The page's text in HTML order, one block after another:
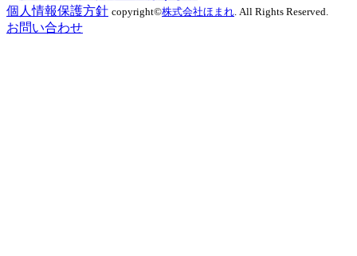
個人情報保護方針 copyright©株式会社ほまれ . All Rights Reserved.
お問い合わせ